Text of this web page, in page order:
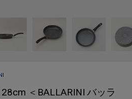
＜BALLARINI バッラ